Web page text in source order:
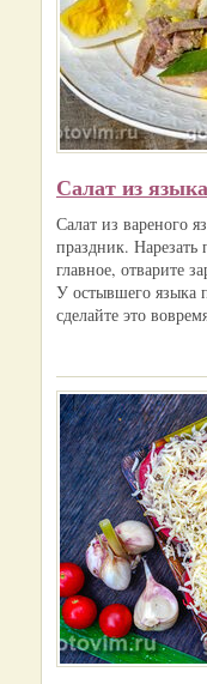
Салат из
Салат из вареного
праздник. Нарезать
главное, отварите
У остывшего языка
сделайте это